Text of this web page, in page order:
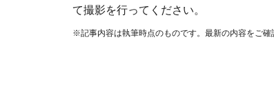
て撮影を行ってください。
※記事内容は執筆時点のものです。最新の内容をご確